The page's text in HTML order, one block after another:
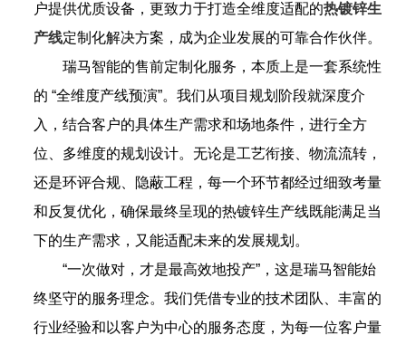
户提供优质设备，更致力于打造全维度适配的热镀锌生
产线定制化解决方案，成为企业发展的可靠合作伙伴。
瑞马智能的售前定制化服务，本质上是一套系统性
的 “全维度产线预演”。我们从项目规划阶段就深度介
入，结合客户的具体生产需求和场地条件，进行全方
位、多维度的规划设计。无论是工艺衔接、物流流转，
还是环评合规、隐蔽工程，每一个环节都经过细致考量
和反复优化，确保最终呈现的热镀锌生产线既能满足当
下的生产需求，又能适配未来的发展规划。
“一次做对，才是最高效地投产”，这是瑞马智能始
终坚守的服务理念。我们凭借专业的技术团队、丰富的
行业经验和以客户为中心的服务态度，为每一位客户量